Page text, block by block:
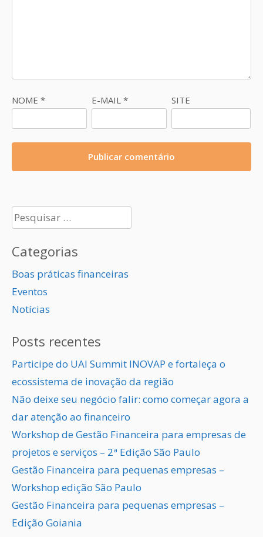
NOME * E-MAIL * SITE
Pesquisar
por:
Categorias
Boas práticas financeiras
Eventos
Notícias
Posts recentes
Participe do UAI Summit INOVAP e fortaleça o
ecossistema de inovação da região
Não deixe seu negócio falir: como começar agora a
dar atenção ao financeiro
Workshop de Gestão Financeira para empresas de
projetos e serviços – 2ª Edição São Paulo
Gestão Financeira para pequenas empresas –
Workshop edição São Paulo
Gestão Financeira para pequenas empresas –
Edição Goiania